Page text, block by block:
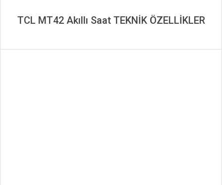
TCL MT42 Akıllı Saat TEKNİK ÖZELLİKLER